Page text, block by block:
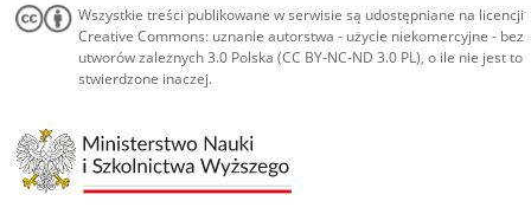
Wszystkie treści publikowane w serwisie są udostępniane na licencji
Creative Commons: uznanie autorstwa - użycie niekomercyjne - bez
utworów zależnych 3.0 Polska (CC BY-NC-ND 3.0 PL), o ile nie jest to
stwierdzone inaczej.